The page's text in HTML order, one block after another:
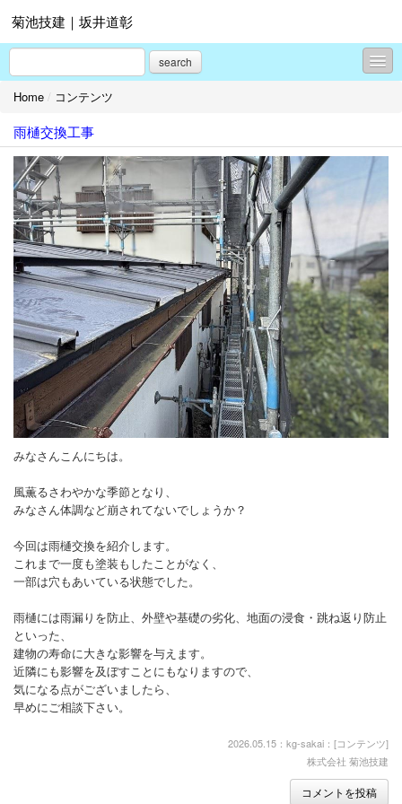
菊池技建｜坂井道彰
search
コンテンツ
プロフィール
お問合せ
Home / コンテンツ
雨樋交換工事
みなさんこんにちは。
風薫るさわやかな季節となり、
みなさん体調など崩されてないでしょうか？
今回は雨樋交換を紹介します。
これまで一度も塗装もしたことがなく、
一部は穴もあいている状態でした。
雨樋には雨漏りを防止、外壁や基礎の劣化、地面の浸食・跳ね返り防止
といった、
建物の寿命に大きな影響を与えます。
近隣にも影響を及ぼすことにもなりますので、
気になる点がございましたら、
早めにご相談下さい。
2026.05.15：kg-sakai：[コンテンツ]
株式会社 菊池技建
コメントを投稿